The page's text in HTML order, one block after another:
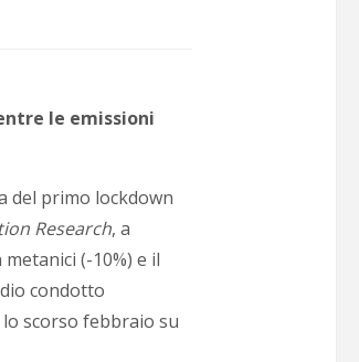
le emissioni
del primo lockdown
Research, a
(-10%) e il
condotto
lo scorso febbraio su